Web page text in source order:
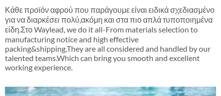
Κάθε προϊόν αφρού που παράγουμε είναι ειδικά σχεδιασμένο
για να διαρκέσει πολύ,ακόμη και στα πιο απλά τυποποιημένα
είδη.Στο Waylead, we do it all-From materials selection to
manufacturing notice and high effective
packing&shipping.They are all considered and handled by our
talented teams.Which can bring you smooth and excellent
working experience